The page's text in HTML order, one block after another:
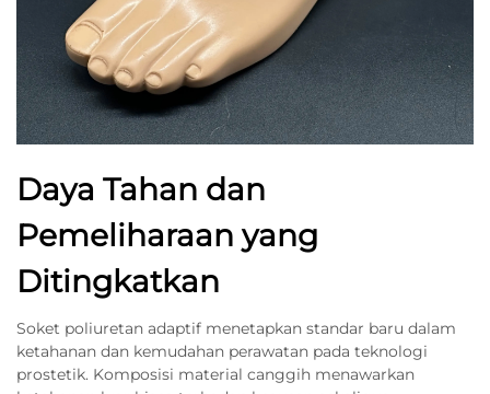
Daya Tahan dan
Pemeliharaan yang
Ditingkatkan
Soket poliuretan adaptif menetapkan standar baru dalam
ketahanan dan kemudahan perawatan pada teknologi
prostetik. Komposisi material canggih menawarkan